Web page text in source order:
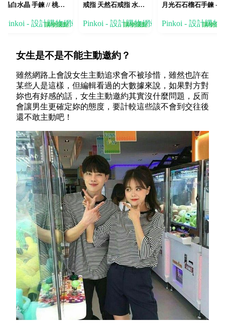
晶白水晶 手鍊 // 桃花
Pinkoi - 設計購物網站
購物賺點
戒指 天然石戒指 水晶
Pinkoi - 設計購物網站
購物賺點
月光石石榴石手鍊 - 幸
Pinkoi - 設計購物
購物賺
女生是不是不能主動邀約？
雖然網路上會說女生主動追求會不被珍惜，雖然也許在
某些人是這樣，但編輯看過的大數據來說，如果對方對
妳也有好感的話，女生主動邀約其實沒什麼問題，反而
會讓男生更確定妳的態度，要計較這些該不會到交往後
還不敢主動吧！